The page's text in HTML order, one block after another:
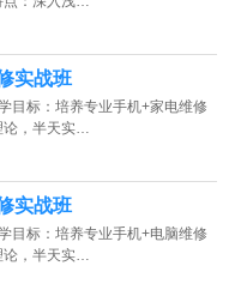
实战班
目标：培养专业手机+家电维修
论，半天实…
实战班
目标：培养专业手机+电脑维修
论，半天实…